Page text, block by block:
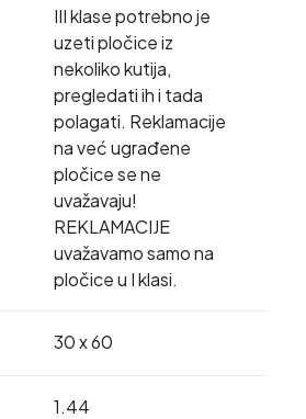
III klase potrebno je
uzeti pločice iz
nekoliko kutija,
pregledati ih i tada
polagati. Reklamacije
na već ugrađene
pločice se ne
uvažavaju!
REKLAMACIJE
uvažavamo samo na
pločice u I klasi.
30 x 60
1.44